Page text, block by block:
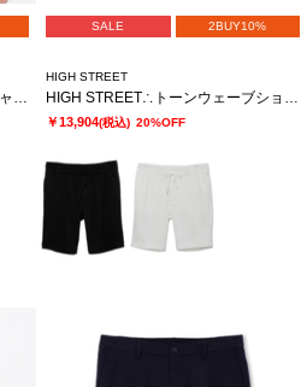
HIGH STREET∴キョウネンピンジャージハンソデBigキーネック
SALE 2BUY10%
HIGH STREET
HIGH STREET∴トーンウェーブショーツ
￥13,904(税込) 20%OFF